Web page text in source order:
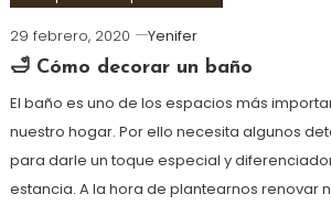
29 febrero, 2020
Yenifer
🛁 Cómo decorar un baño
El baño es uno de los espacios más
nuestro hogar. Por ello necesita algunos
para darle un toque especial y
estancia. A la hora de plantearnos renovar